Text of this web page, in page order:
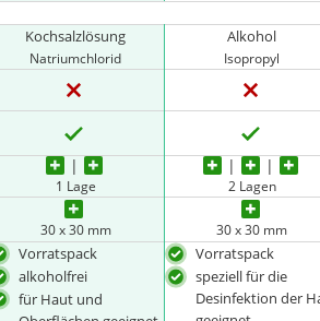
Kochsalzlösung
Natriumchlorid
Alkohol
Isopropyl
1 Lage 2 Lagen
30 x 30 mm 30 x 30 mm
Vorratspack
alkoholfrei
für Haut und
Vorratspack
speziell für die
Desinfektion der